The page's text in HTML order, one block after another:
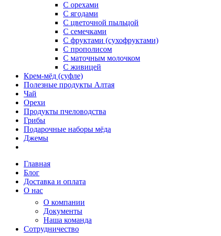
С орехами
С ягодами
С цветочной пыльцой
С семечками
С фруктами (сухофруктами)
С прополисом
С маточным молочком
С живицей
Крем-мёд (суфле)
Полезные продукты Алтая
Чай
Орехи
Продукты пчеловодства
Грибы
Подарочные наборы мёда
Джемы
Главная
Блог
Доставка и оплата
О нас
О компании
Документы
Наша команда
Сотрудничество